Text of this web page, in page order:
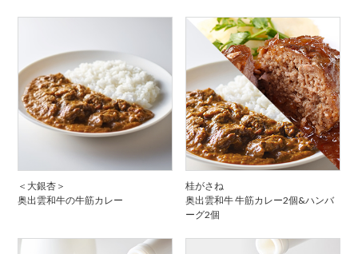
＜大銀杏＞
奥出雲和牛の牛筋カレー
桂がさね
奥出雲和牛 牛筋カレー2個&ハンバ
ーグ2個